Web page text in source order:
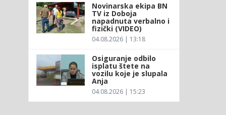
Novinarska ekipa BN
TV iz Doboja
napadnuta verbalno i
fizički (VIDEO)
04.08.2026 | 13:18
Osiguranje odbilo
isplatu štete na
vozilu koje je slupala
Anja
04.08.2026 | 15:23